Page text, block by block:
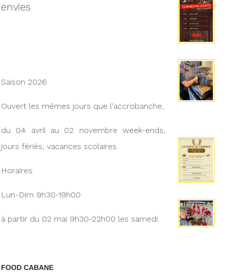
envies
Saison 2026
Ouvert les mêmes jours que l'accrobanche,
du 04 avril au 02 novembre week-ends,
jours fériés, vacances scolaires.
Horaires:
Lun-Dim 9h30-19h00
à partir du 02 mai 9h30-22h00 les samedi
FOOD CABANE